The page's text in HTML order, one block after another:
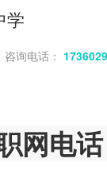
学
咨询电话：
网电